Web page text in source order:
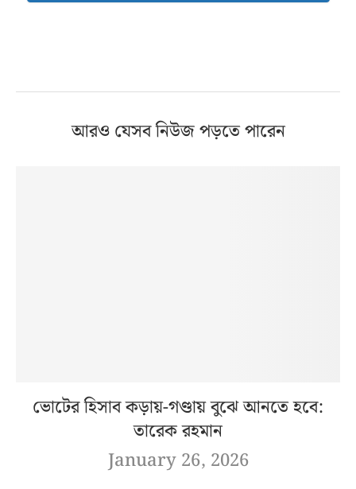
আরও যেসব নিউজ পড়তে পারেন
ভোটের হিসাব কড়ায়-গণ্ডায় বুঝে আনতে হবে:
তারেক রহমান
January 26, 2026